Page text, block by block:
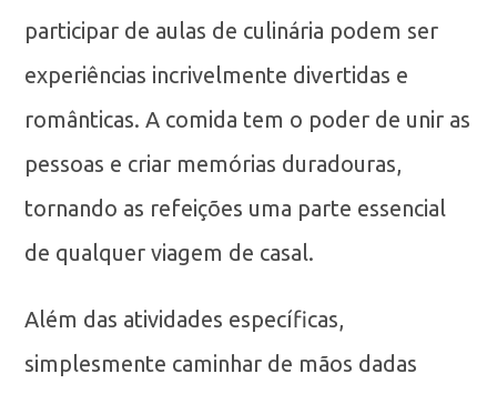
participar de aulas de culinária podem ser
experiências incrivelmente divertidas e
românticas. A comida tem o poder de unir as
pessoas e criar memórias duradouras,
tornando as refeições uma parte essencial
de qualquer viagem de casal.
Além das atividades específicas,
simplesmente caminhar de mãos dadas